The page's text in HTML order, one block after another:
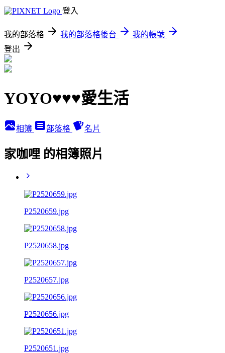
登入
我的部落格 我的部落格後台
我的帳號
登出
YOYO♥♥♥愛生活
相簿 部落格 名片
家咖哩 的相簿照片
P2520659.jpg
P2520658.jpg
P2520657.jpg
P2520656.jpg
P2520651.jpg